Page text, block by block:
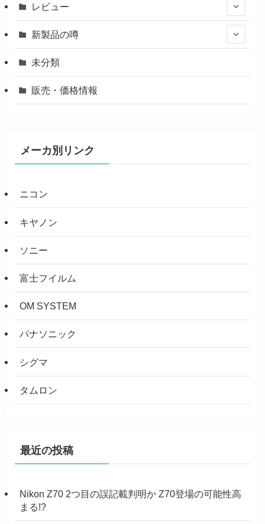
レビュー
新製品の噂
未分類
販売・価格情報
メーカ別リンク
ニコン
キヤノン
ソニー
富士フイルム
OM SYSTEM
パナソニック
シグマ
タムロン
最近の投稿
Nikon Z70 2つ目の誤記載判明か Z70登場の可能性高
まる!?